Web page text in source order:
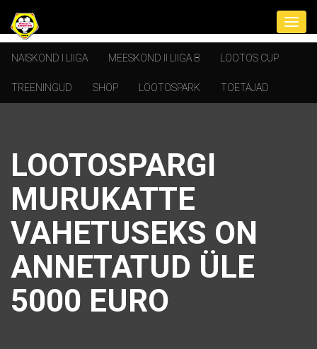
NAISKOND I LIIGA MEESKOND II LIIGA B LOOTOS CUP
TREENINGUD SHOP LOOTOSPARK TOETAJAD
LOOTOSPARGI
MURUKATTE
VAHETUSEKS ON
ANNETATUD ÜLE
5000 EURO